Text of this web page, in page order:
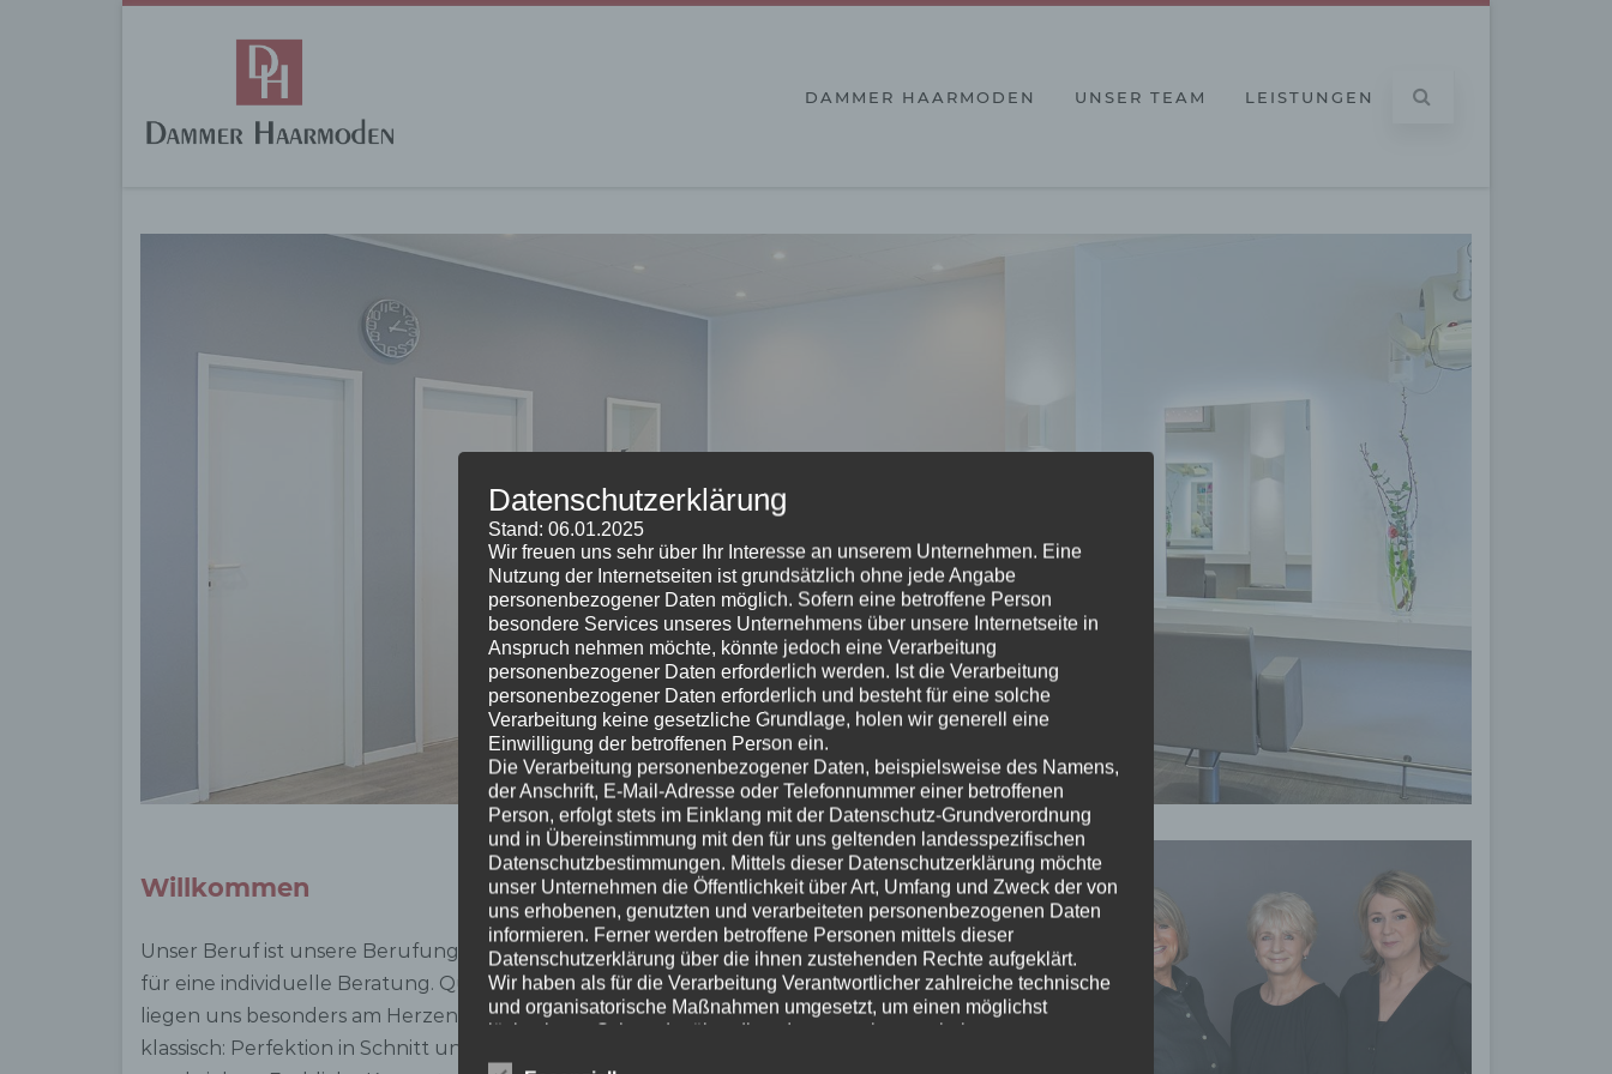
DAMMER HAARMODEN UNSER TEAM LEISTUNGEN
Willkommen
Unser Beruf ist unsere Berufung. Wir nehmen uns Zeit für Sie und
für eine individuelle Beratung. Qualität und Ihre Zufriedenheit
liegen uns besonders am Herzen. Ob stylisch, extravagant oder
klassisch: Perfektion in Schnitt und Farbe wird bei uns groß
Datenschutzerklärung
Stand: 06.01.2025
Wir freuen uns sehr über Ihr Interesse an unserem Unternehmen. Eine
Nutzung der Internetseiten ist grundsätzlich ohne jede Angabe
personenbezogener Daten möglich. Sofern eine betroffene Person
besondere Services unseres Unternehmens über unsere Internetseite in
Anspruch nehmen möchte, könnte jedoch eine Verarbeitung
personenbezogener Daten erforderlich werden. Ist die Verarbeitung
personenbezogener Daten erforderlich und besteht für eine solche
Verarbeitung keine gesetzliche Grundlage, holen wir generell eine
Einwilligung der betroffenen Person ein.
Die Verarbeitung personenbezogener Daten, beispielsweise des Namens,
der Anschrift, E-Mail-Adresse oder Telefonnummer einer betroffenen
Person, erfolgt stets im Einklang mit der Datenschutz-Grundverordnung
und in Übereinstimmung mit den für uns geltenden landesspezifischen
Datenschutzbestimmungen. Mittels dieser Datenschutzerklärung möchte
unser Unternehmen die Öffentlichkeit über Art, Umfang und Zweck der von
uns erhobenen, genutzten und verarbeiteten personenbezogenen Daten
informieren. Ferner werden betroffene Personen mittels dieser
Datenschutzerklärung über die ihnen zustehenden Rechte aufgeklärt.
Wir haben als für die Verarbeitung Verantwortlicher zahlreiche technische
und organisatorische Maßnahmen umgesetzt, um einen möglichst
lückenlosen Schutz der über diese Internetseite verarbeiteten